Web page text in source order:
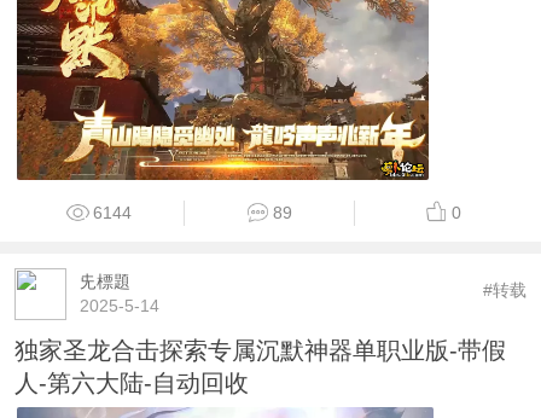
6144 89 0
兂標題
2025-5-14
#转载
独家圣龙合击探索专属沉默神器单职业版-带假
人-第六大陆-自动回收